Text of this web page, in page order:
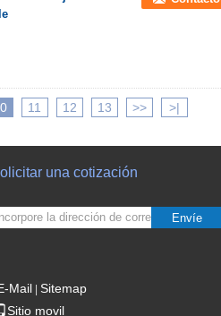
11 12 13 >> >|
una cotización
Envíe
Mail Sitemap
Sitio movil